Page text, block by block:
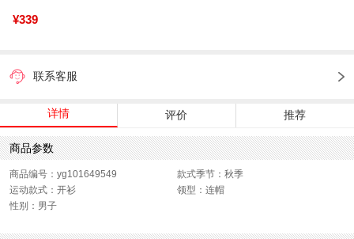
¥339
联系客服
详情 评价 推荐
商品参数
商品编号：yg101649549
款式季节：秋季
运动款式：开衫
领型：连帽
性别：男子